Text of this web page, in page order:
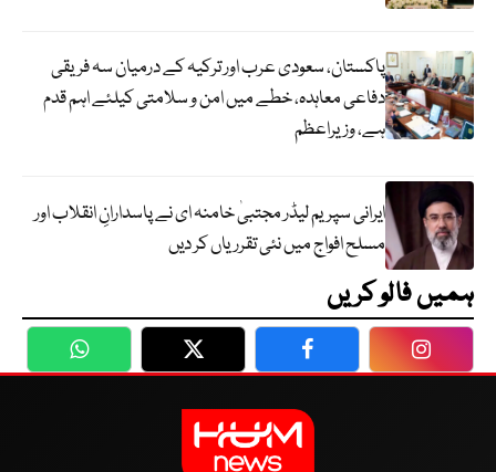
پاکستان، سعودی عرب اور ترکیہ کے درمیان سہ فریقی
دفاعی معاہدہ، خطے میں امن و سلامتی کیلئے اہم قدم
ہے، وزیراعظم
ایرانی سپریم لیڈر مجتبیٰ خامنہ ای نے پاسدارانِ انقلاب اور
مسلح افواج میں نئی تقرریاں کر دیں
ہمیں فالو کریں
WhatsApp Twitter Facebook